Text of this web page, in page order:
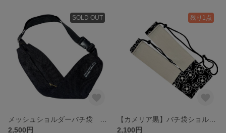
SOLD OUT
2,500円
残り1点
2,100円